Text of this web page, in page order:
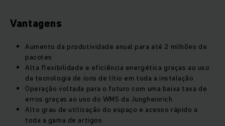
Vantagens
Aumento da produtividade anual para até 2 milhões de
pacotes
Alta flexibilidade e eficiência energética graças ao uso
da tecnologia de íons de lítio em toda a instalação
Operação voltada para o futuro com uma baixa taxa de
erros graças ao uso do WMS da Jungheinrich
Alto grau de utilização do espaço e acesso rápido a
toda a gama de artigos